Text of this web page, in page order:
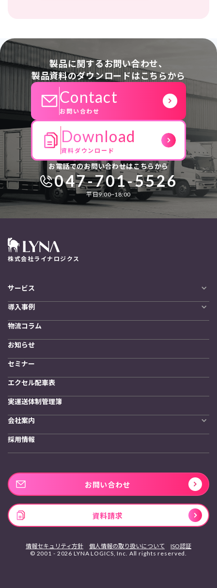
製品に関するお問い合わせ、
製品資料のダウンロードはこちらから
Contact
お問い合わせ
Download
資料ダウンロード
お電話でのお問い合わせはこちらから
047-701-5526
平日9:00~18:00
株式会社ライナロジクス
サービス
LYNA DXプラットフォーム
発着管理オプション
訪問計画
物流拠点最適化
開発者向けサービス
導入事例
導入をご検討の方へ
物流コラム
お知らせ
セミナー
エクセル配車表
実運送体制管理簿
会社案内
私たちの想い
採用情報
お問い合わせ
資料請求
© 2001 - 2026 LYNA LOGICS, Inc. All rights reserved.
情報セキュリティ方針 個人情報の取り扱いについて ISO認証